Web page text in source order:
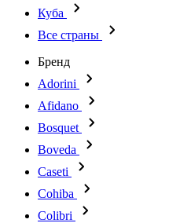
Куба
Все страны
Бренд
Adorini
Afidano
Bosquet
Boveda
Caseti
Cohiba
Colibri